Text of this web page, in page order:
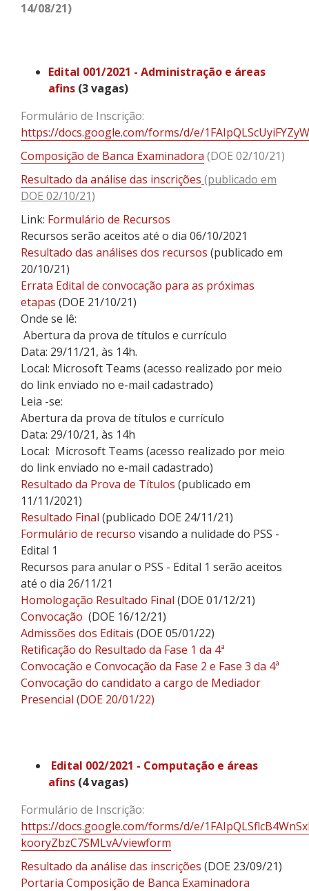
14/08/21)
Edital 001/2021 - Administração e áreas
afins (3 vagas)
Formulário de Inscrição:
https://docs.google.com/forms/d/e/
Composição de Banca Examinadora (DOE 02/10/21)
Resultado da análise das inscrições (publicado em
DOE 02/10/21)
Link: Formulário de Recursos
Recursos serão aceitos até o dia 06/10/2021
Resultado das análises dos recursos (publicado em
20/10/21)
Errata Edital de convocação para as próximas
etapas (DOE 21/10/21)
Onde se lê:
Abertura da prova de títulos e currículo
Data: 29/11/21, às 14h.
Local: Microsoft Teams (acesso realizado por meio
do link enviado no e-mail cadastrado)
Leia -se:
Abertura da prova de títulos e currículo
Data: 29/10/21, às 14h
Local: Microsoft Teams (acesso realizado por meio
do link enviado no e-mail cadastrado)
Resultado da Prova de Títulos (publicado em
11/11/2021)
Resultado Final (publicado DOE 24/11/21)
Formulário de recurso visando a nulidade do PSS -
Edital 1
Recursos para anular o PSS - Edital 1 serão aceitos
até o dia 26/11/21
Homologação Resultado Final (DOE 01/12/21)
Convocação (DOE 16/12/21)
Admissões dos Editais (DOE 05/01/22)
Retificação do Resultado da Fase 1 da 4ª
Convocação e Convocação da Fase 2 e Fase 3 da 4ª
Convocação do candidato a cargo de Mediador
Presencial (DOE 20/01/22)
Edital 002/2021 - Computação e áreas
afins (4 vagas)
Formulário de Inscrição:
https://docs.google.com/forms/d/e/
kooryZbzC7SMLvA/viewform
Resultado da análise das inscrições (DOE 23/09/21)
Portaria Composição de Banca Examinadora